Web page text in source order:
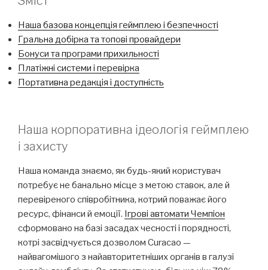
Наша базова концепція геймплею і безпечності
Гральна добірка та топові провайдери
Бонуси та програми прихильності
Платіжні системи і перевірка
Портативна редакція і доступність
Наша корпоративна ідеологія геймплею
і захисту
Наша команда знаємо, як будь-який користувач
потребує не банально місце з метою ставок, але й
перевіреного співробітника, котрий поважає його
ресурс, фінанси й емоції. Ігрові автомати Чемпіон
сформовано на базі засадах чесності і порядності,
котрі засвідчується дозволом Curacao —
найвагомішого з найавторитетніших органів в галузі